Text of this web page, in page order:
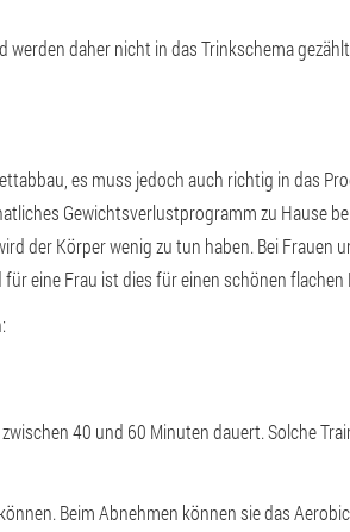
daher nicht in das Trinkschema
es muss jedoch auch richtig in das
Gewichtsverlustprogramm zu Hause
der Körper wenig zu tun haben. Bei Frauen
eine Frau ist dies für einen schönen
40 und 60 Minuten dauert. Solche
Beim Abnehmen können sie das